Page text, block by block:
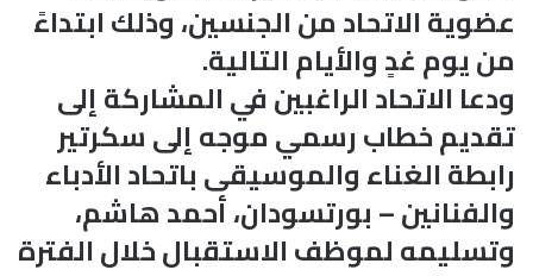
عضوية الاتحاد من الجنسين، وذلك ابتداءً
من يوم غدٍ والأيام التالية.
ودعا الاتحاد الراغبين في المشاركة إلى
تقديم خطاب رسمي موجه إلى سكرتير
رابطة الغناء والموسيقى باتحاد الأدباء
والفنانين – بورتسودان، أحمد هاشم،
وتسليمه لموظف الاستقبال خلال الفترة